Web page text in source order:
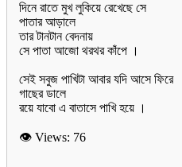
দিনে রাতে মুখ লুকিয়ে রেখেছে সে
পাতার আড়ালে
তার টানটান বেদনায়
সে পাতা আজো থরথর কাঁপে ।
সেই সবুজ পাখিটা আবার যদি আসে ফিরে
গাছের ডালে
রয়ে যাবো এ বাতাসে পাখি হয়ে ।
👁 Views: 76